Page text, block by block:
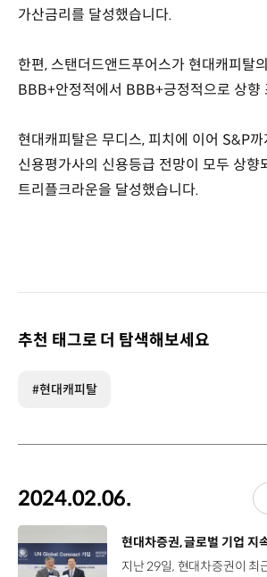
가산금리를 달성했습니다.
한편, 스탠더드앤드푸어스가 현대캐피탈
BBB+안정적에서 BBB+긍정적으로 상향
현대캐피탈은 무디스, 피치에 이어 S&P
신용평가사의 신용등급 전망이 모두 상향
트리플크라운을 달성했습니다.
추천 태그로 더 탐색해보세요
#현대캐피탈
2024.02.06.
[동영상]